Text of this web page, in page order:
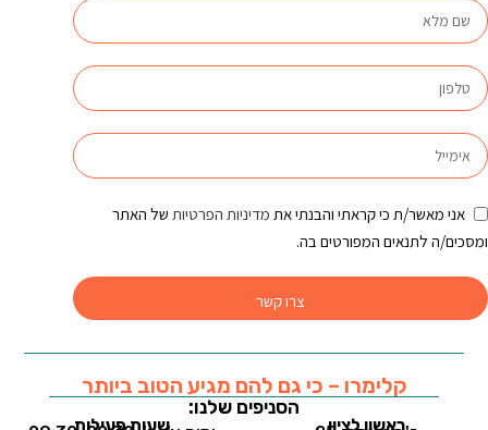
אני מאשר/ת כי קראתי והבנתי את מדיניות הפרטיות של האתר
ומסכים/ה לתנאים המפורטים בה.
צרו קשר
קלימרו – כי גם להם מגיע הטוב ביותר
הסניפים שלנו:
ראשון לציון שעות פעילות